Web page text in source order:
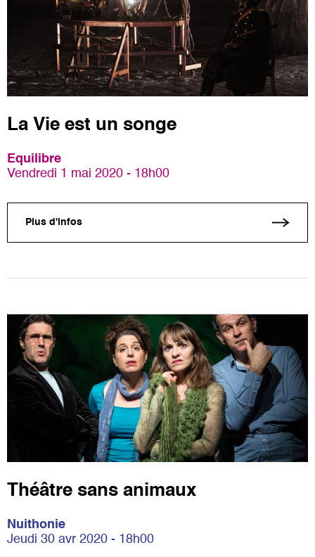
La Vie est un songe
Equilibre
Vendredi 1 mai 2020 - 18h00
Plus d'infos
Théâtre sans animaux
Nuithonie
Jeudi 30 avr 2020 - 18h00